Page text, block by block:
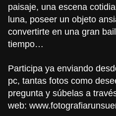
paisaje, una escena
luna, poseer un objeto
convertirte en una gran
tiempo…
Participa ya enviando
pc, tantas fotos como
pregunta y súbelas a
web: